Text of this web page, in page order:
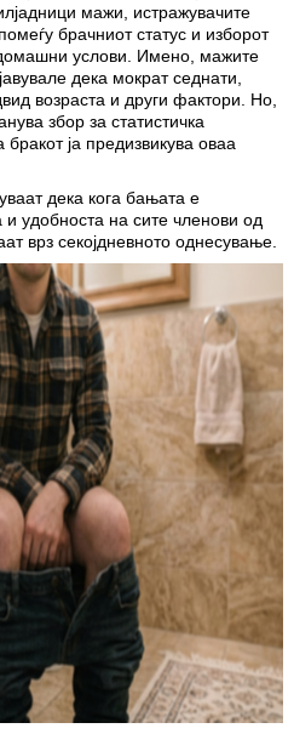
мажи, истражувачите
брачниот статус и изборот
услови. Имено, мажите
дека мократ седнати,
возраста и други фактори. Но,
збор за статистичка
ја предизвикува оваа
дека кога бањата е
и удобноста на сите членови од
врз секојдневното однесување.